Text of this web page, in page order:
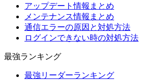
アップデート情報まとめ
メンテナンス情報まとめ
通信エラーの原因と対処方法
ログインできない時の対処方法
最強ランキング
最強リーダーランキング